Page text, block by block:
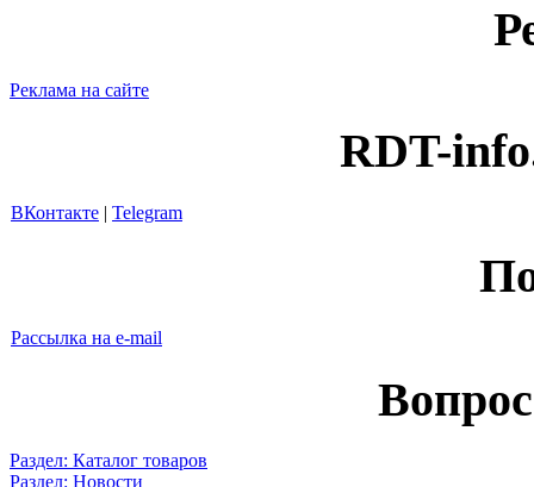
Реклама на сайте
RDT-
ВКонтакте | Telegram
Рассылка на e-mail
Раздел: Каталог товаров
Раздел: Новости